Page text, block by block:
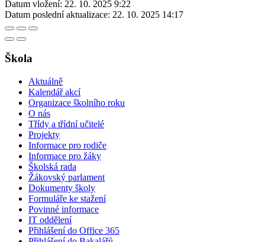
Datum vložení: 22. 10. 2025 9:22
Datum poslední aktualizace: 22. 10. 2025 14:17
Škola
Aktuálně
Kalendář akcí
Organizace školního roku
O nás
Třídy a třídní učitelé
Projekty
Informace pro rodiče
Informace pro žáky
Školská rada
Žákovský parlament
Dokumenty školy
Formuláře ke stažení
Povinné informace
IT oddělení
Přihlášení do Office 365